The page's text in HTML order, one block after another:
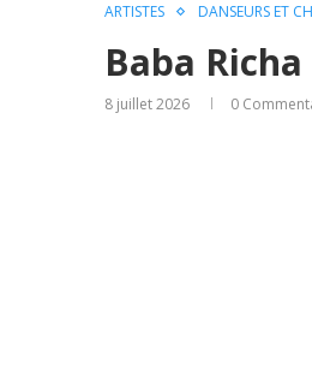
ARTISTES DANSEURS ET
Baba
8 juillet 2026 0